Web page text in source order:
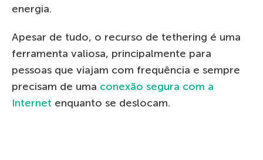
energia.
Apesar de tudo, o recurso de tethering é uma
ferramenta valiosa, principalmente para
pessoas que viajam com frequência e sempre
precisam de uma conexão segura com a
Internet enquanto se deslocam.